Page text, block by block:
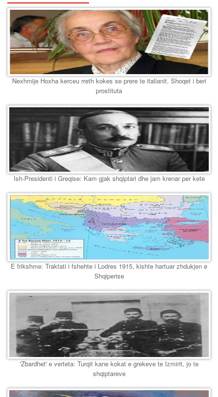
Nexhmije Hoxha kerceu rreth kokes se prere te italianit. Shoqet i beri
prostituta
Ish-Presidenti i Greqise: Kam gjak shqiptari dhe jam krenar per kete
E frikshme: Traktati i fshehte i Lodres 1915, kishte hartuar zhdukjen e
Shqiperise
'Zbardhet' e verteta: Turqit kane kokat e grekeve te Izmirit, jo te
shqiptareve